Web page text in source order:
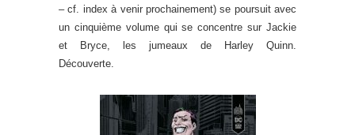
–cf. index à venir prochainement) se poursuit avec
un cinquième volume qui se concentre sur Jackie
et Bryce, les jumeaux de Harley Quinn.
Découverte.